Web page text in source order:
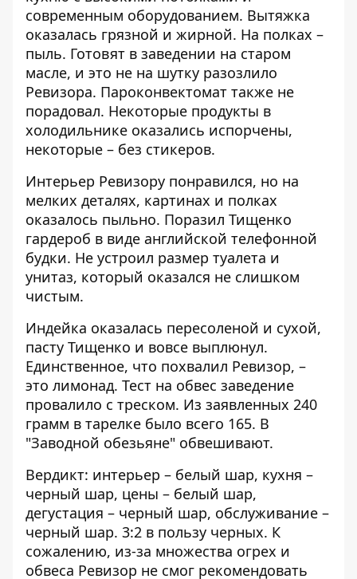
современным оборудованием. Вытяжка
оказалась грязной и жирной. На полках –
пыль. Готовят в заведении на старом
масле, и это не на шутку разозлило
Ревизора. Пароконвектомат также не
порадовал. Некоторые продукты в
холодильнике оказались испорчены,
некоторые – без стикеров.
Интерьер Ревизору понравился, но на
мелких деталях, картинах и полках
оказалось пыльно. Поразил Тищенко
гардероб в виде английской телефонной
будки. Не устроил размер туалета и
унитаз, который оказался не слишком
чистым.
Индейка оказалась пересоленой и сухой,
пасту Тищенко и вовсе выплюнул.
Единственное, что похвалил Ревизор, –
это лимонад. Тест на обвес заведение
провалило с треском. Из заявленных 240
грамм в тарелке было всего 165. В
"Заводной обезьяне" обвешивают.
Вердикт: интерьер – белый шар, кухня –
черный шар, цены – белый шар,
дегустация – черный шар, обслуживание –
черный шар. 3:2 в пользу черных. К
сожалению, из-за множества огрех и
обвеса Ревизор не смог рекомендовать